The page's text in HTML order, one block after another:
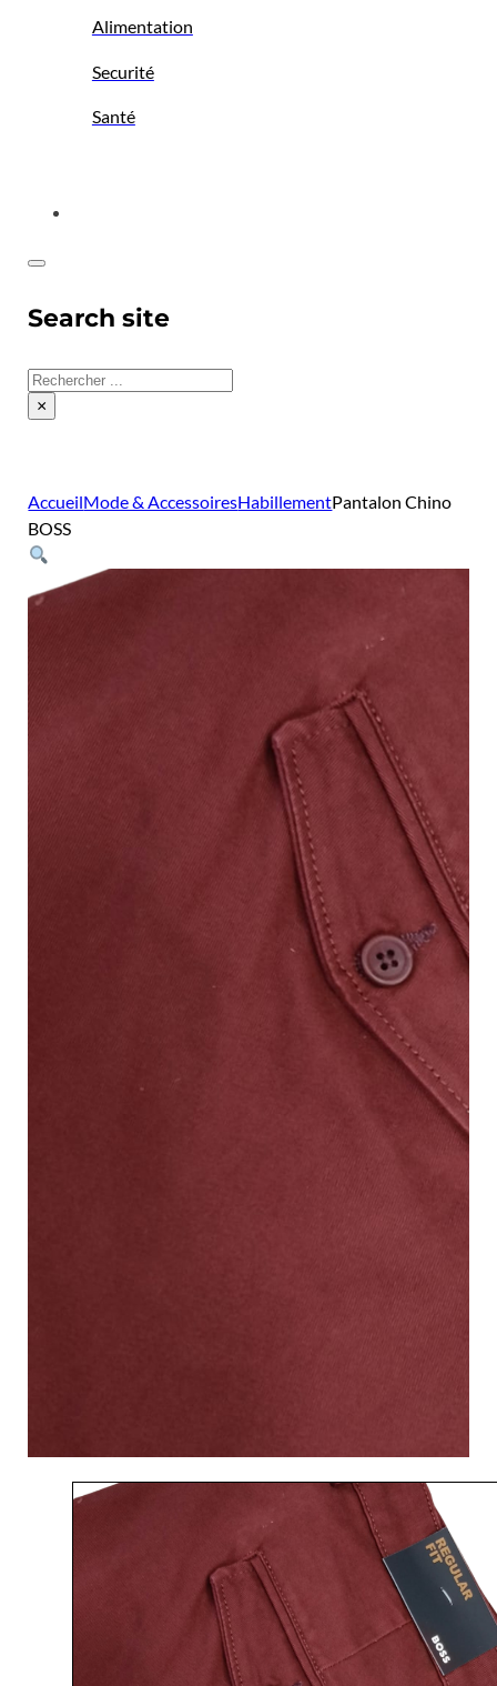
Alimentation
Securité
Santé
Search site
Rechercher
×
AccueilMode & AccessoiresHabillementPantalon Chino
BOSS